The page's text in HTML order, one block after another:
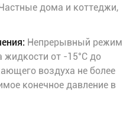
дома и коттеджи,
Непрерывный режим
жидкости от -15°C до
воздуха не более
конечное давление в